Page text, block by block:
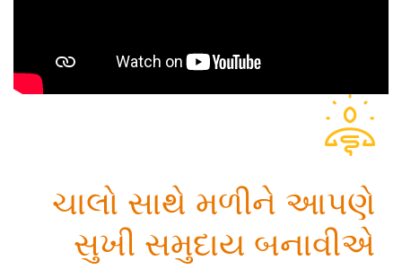
ચાલો સાથે મળીને આપણે
સુખી સમુદાય બનાવીએ